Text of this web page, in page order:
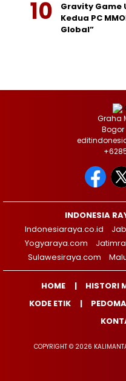
Gravity Game
Kedua PC
Global”
Graha
INDONESIA
Indonesiaraya.co.id
Yogyaraya.com
Sulawesiraya.com
HOME HISTORI
KODE ETIK
COPYRIGHT © 2026